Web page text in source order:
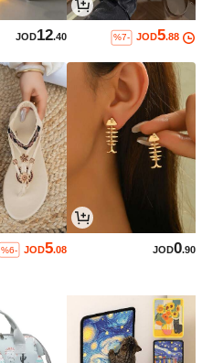
JOD5.88
%7-
JOD12.40
JOD0.90
JOD5.08
%6-